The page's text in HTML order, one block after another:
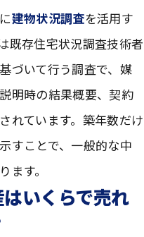
建物状況調査を活用す
既存住宅状況調査技術者
づいて行う調査で、媒
明時の結果概要、契約
れています。築年数だけ
すことで、一般的な中
ます。
いくらで売れ